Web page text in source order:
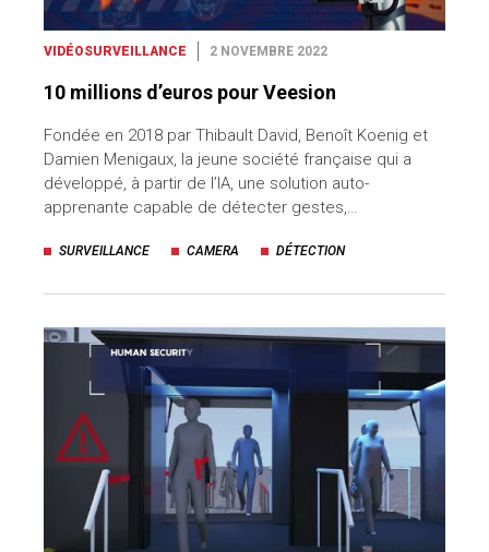
VIDÉOSURVEILLANCE 2 NOVEMBRE 2022
10 millions d’euros pour Veesion
Fondée en 2018 par Thibault David, Benoît Koenig et
Damien Menigaux, la jeune société française qui a
développé, à partir de l’IA, une solution auto-
apprenante capable de détecter gestes,…
SURVEILLANCE CAMERA DÉTECTION